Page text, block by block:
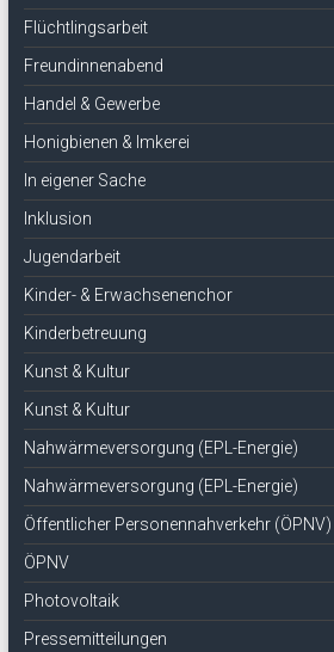
Flüchtlingsarbeit
Freundinnenabend
Handel & Gewerbe
Honigbienen & Imkerei
In eigener Sache
Inklusion
Jugendarbeit
Kinder- & Erwachsenenchor
Kinderbetreuung
Kunst & Kultur
Kunst & Kultur
Nahwärmeversorgung (EPL-Energie)
Nahwärmeversorgung (EPL-Energie)
Öffentlicher Personennahverkehr (ÖPNV)
ÖPNV
Photovoltaik
Pressemitteilungen